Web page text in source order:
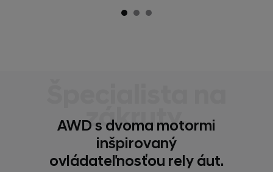
zákruty.
AWD s dvoma motormi
inšpirovaný
ovládateľnosťou rely áut.